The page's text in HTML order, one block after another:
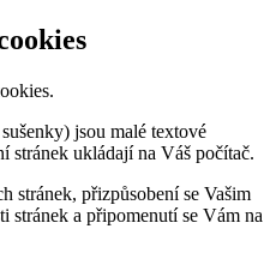
jsou malé textové
stránek ukládají na Váš počítač.
stránek, přizpůsobení se Vašim
stránek a připomenutí se Vám na